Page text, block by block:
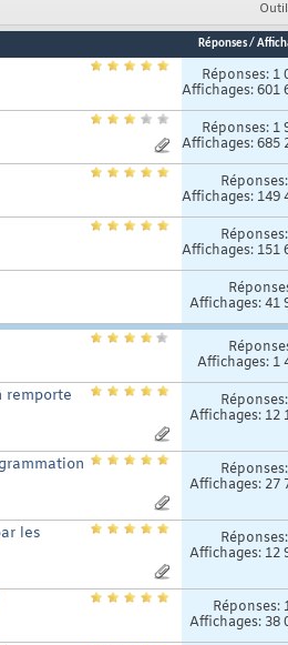
Réponses/
Réponses: 1
Affichages: 601
Réponses: 1
Affichages: 685
Réponses:
Affichages: 149
Affichages: 151
Affichages: 41
Affichages: 1
remporte
Réponses:
Affichages: 12
Réponses:
Affichages: 27
les
Réponses:
Affichages: 12
Réponses:
Affichages: 38